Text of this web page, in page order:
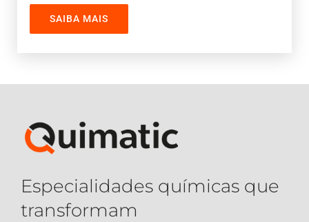
SAIBA MAIS
Especialidades químicas que
transformam